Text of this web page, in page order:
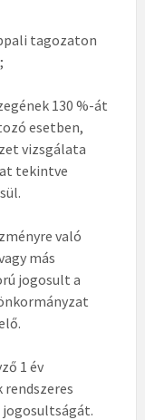
tagozaton
130 %-át
esetben,
vizsgálata
tekintve
való
más
jogosult a
1 év
jogosultságát.